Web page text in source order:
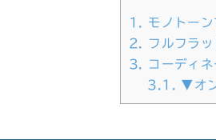
1.
モノトー
2.
フルフラ
3.
コーディ
3.1.
▼オ